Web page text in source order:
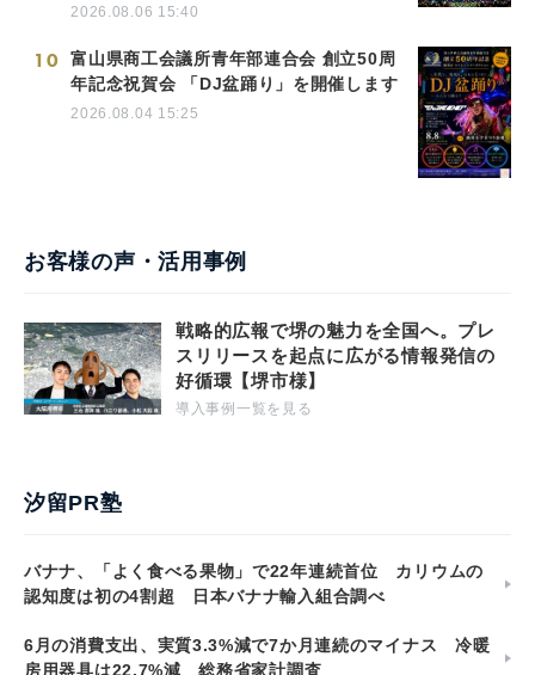
2026.08.06 15:40
10
富山県商工会議所青年部連合会 創立50周
年記念祝賀会 「DJ盆踊り」を開催します
2026.08.04 15:25
お客様の声・活用事例
戦略的広報で堺の魅力を全国へ。プレ
スリリースを起点に広がる情報発信の
好循環【堺市様】
導入事例一覧を見る
汐留PR塾
バナナ、「よく食べる果物」で22年連続首位 カリウムの
認知度は初の4割超 日本バナナ輸入組合調べ
6月の消費支出、実質3.3%減で7か月連続のマイナス 冷暖
房用器具は22.7%減 総務省家計調査